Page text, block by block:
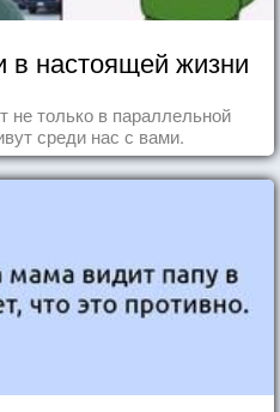
в настоящей жизни
не только в параллельной
среди нас с вами.